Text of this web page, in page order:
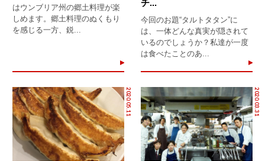
はウンブリア州の郷土料理が楽
しめます。郷土料理のぬくもり
を感じる一方、鋭...
チ...
今回のお題“タルトタタン”に
は、一体どんな真実が隠されて
いるのでしょうか？私達が一度
は食べたことのあ...
2020.05.11 2020.03.31